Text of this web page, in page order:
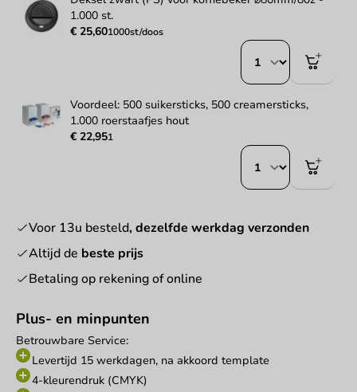
Plus- en minpunten
Betrouwbare Service:
Levertijd 15 werkdagen, na akkoord template
4-kleurendruk (CMYK)
1.000 st.
€ 25,601000st/doos
Voordeel: 500 suikersticks, 500 creamersticks,
1.000 roerstaafjes hout
€ 22,951
Voor 13u besteld, dezelfde werkdag verzonden
Altijd de beste prijs
Betaling op rekening of online